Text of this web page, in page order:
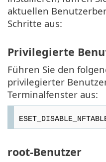
aktuellen
Schritte aus:
Privilegierte
Führen Sie den
privilegierter
Terminalfenster aus:
root-Benutzer